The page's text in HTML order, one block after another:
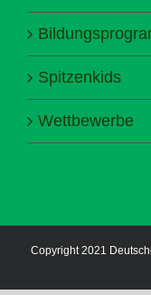
Spitzenkids
Wettbewerbe
Copyright 2021